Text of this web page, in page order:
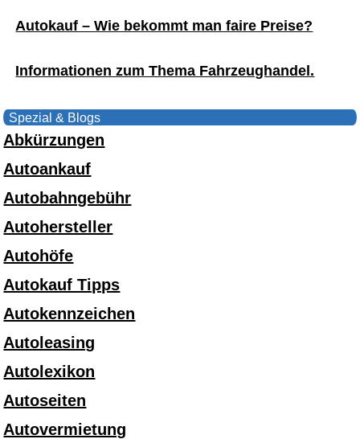
Autokauf – Wie bekommt man faire Preise?
Informationen zum Thema Fahrzeughandel.
Spezial & Blogs
Abkürzungen
Autoankauf
Autobahngebühr
Autohersteller
Autohöfe
Autokauf Tipps
Autokennzeichen
Autoleasing
Autolexikon
Autoseiten
Autovermietung